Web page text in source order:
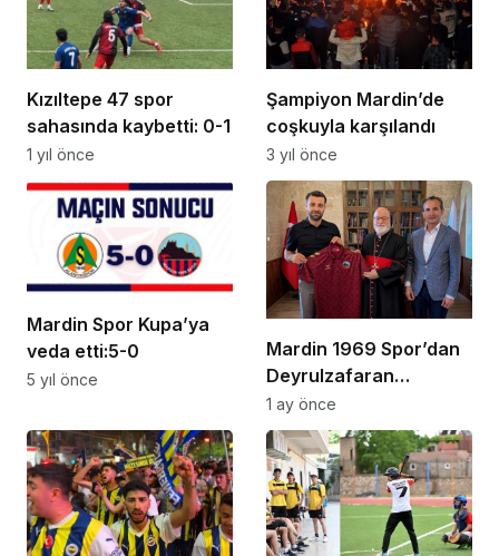
Kızıltepe 47 spor
sahasında kaybetti: 0-1
1 yıl önce
Şampiyon Mardin’de
coşkuyla karşılandı
3 yıl önce
Mardin Spor Kupa’ya
veda etti:5-0
5 yıl önce
Mardin 1969 Spor’dan
Deyrulzafaran
Manastırı’na Ziyaret
1 ay önce